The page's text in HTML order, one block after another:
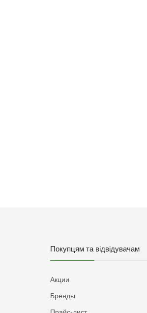
Покупцям та відвідувачам
Акции
Бренды